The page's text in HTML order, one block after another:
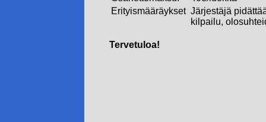
Erityismääräykset Järjestäjä
kilpailu,
Tervetuloa!